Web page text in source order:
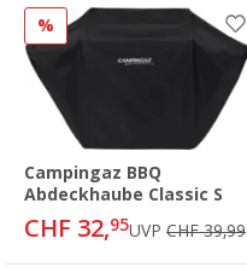
%
Campingaz BBQ
Abdeckhaube Classic S
CHF 32,95UVP CHF 39,99